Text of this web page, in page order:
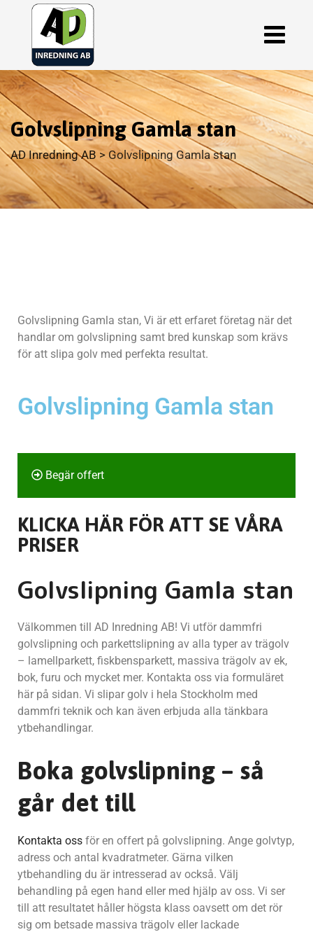
Golvslipning Gamla stan
AD Inredning AB >Golvslipning Gamla stan
Golvslipning Gamla stan, Vi är ett erfaret företag när det
handlar om golvslipning samt bred kunskap som krävs
för att slipa golv med perfekta resultat.
Golvslipning Gamla stan
Begär offert
KLICKA HÄR FÖR ATT SE VÅRA
PRISER
Golvslipning Gamla stan
Välkommen till AD Inredning AB! Vi utför dammfri
golvslipning och parkettslipning av alla typer av trägolv
– lamellparkett, fiskbensparkett, massiva trägolv av ek,
bok, furu och mycket mer. Kontakta oss via formuläret
här på sidan. Vi slipar golv i hela Stockholm med
dammfri teknik och kan även erbjuda alla tänkbara
ytbehandlingar.
Boka golvslipning – så
går det till
Kontakta oss för en offert på golvslipning. Ange golvtyp,
adress och antal kvadratmeter. Gärna vilken
ytbehandling du är intresserad av också. Välj
behandling på egen hand eller med hjälp av oss. Vi ser
till att resultatet håller högsta klass oavsett om det rör
sig om betsade massiva trägolv eller lackade